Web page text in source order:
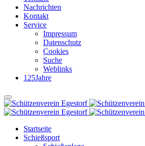
Nachrichten
Kontakt
Service
Impressum
Datenschutz
Cookies
Suche
Weblinks
125Jahre
Startseite
Schießsport